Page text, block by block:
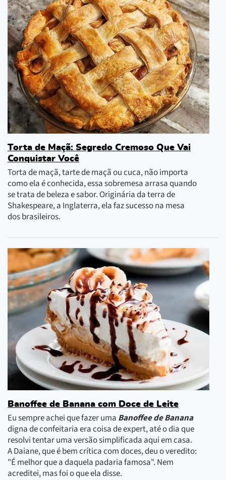
Torta de Maçã: Segredo Cremoso Que Vai
Conquistar Você
Torta de maçã, tarte de maçã ou cuca, não importa
como ela é conhecida, essa sobremesa arrasa quando
se trata de beleza e sabor. Originária da terra de
Shakespeare, a Inglaterra, ela faz sucesso na mesa
dos brasileiros.
Banoffee de Banana com Doce de Leite
Eu sempre achei que fazer uma Banoffee de Banana
digna de confeitaria era coisa de expert, até o dia que
resolvi tentar uma versão simplificada aqui em casa.
A Daiane, que é bem crítica com doces, deu o veredito:
"É melhor que a daquela padaria famosa". Nem
acreditei, mas foi o que ela disse.